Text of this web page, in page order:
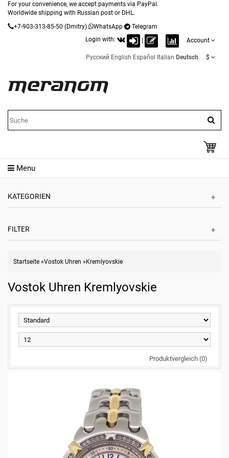
For your convenience, we accept payments via PayPal.
Worldwide shipping with Russian post or DHL.
+7-903-313-85-50 (Dmitry) WhatsApp
Telegram
Login with:
Account
Русский English Español Italian Deutsch $
Menu
KATEGORIEN
FILTER
Startseite »Vostok Uhren » Kremlyovskie
Vostok Uhren Kremlyovskie
Produktvergleich (0)